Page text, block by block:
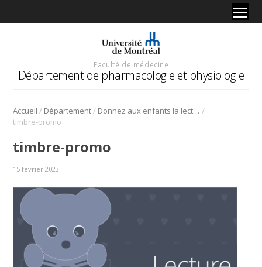
Faculté de médecine
Département de pharmacologie et physiologie
Accueil / Département/ Donnez aux enfants la lecture en cadeau | 1er au 28 février /
timbre-promo
timbre-promo
15 février 2023